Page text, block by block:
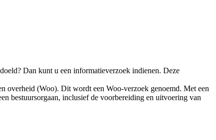
Dan kunt u een informatieverzoek indienen. Deze
overheid (Woo). Dit wordt een Woo-verzoek genoemd. Met een
bestuursorgaan, inclusief de voorbereiding en uitvoering van